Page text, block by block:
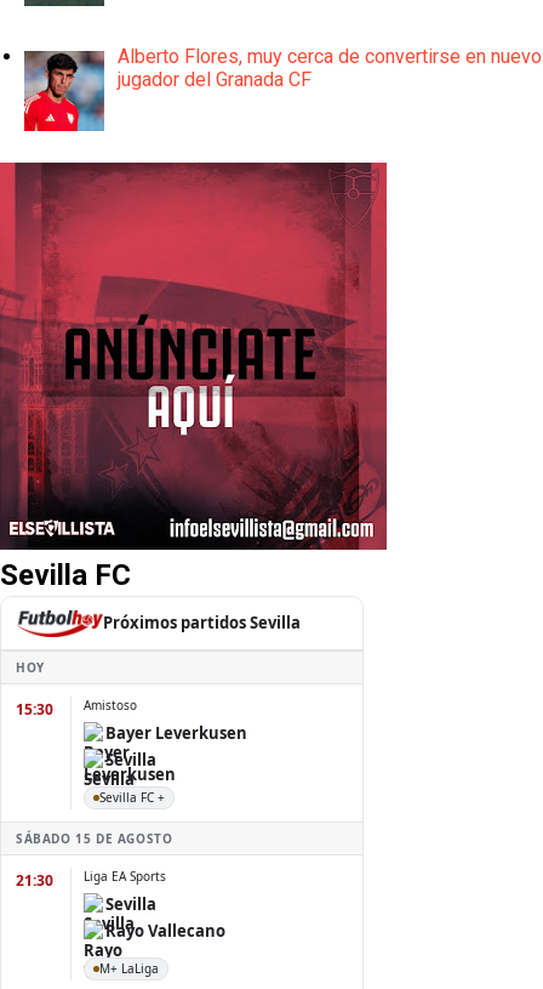
Alberto Flores, muy cerca de convertirse en nuevo
jugador del Granada CF
Sevilla FC